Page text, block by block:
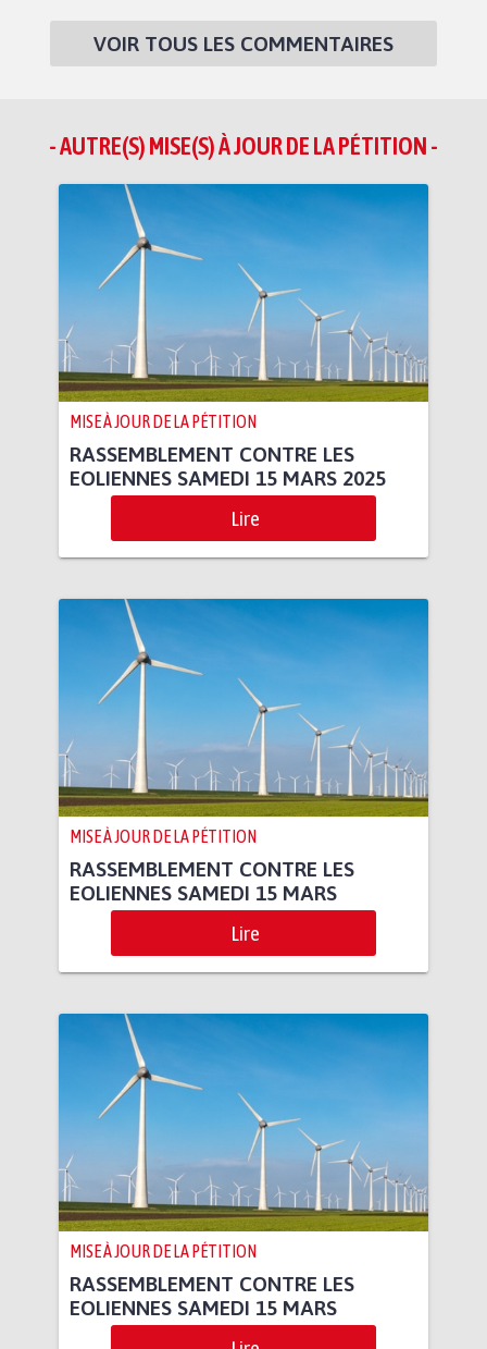
VOIR TOUS LES COMMENTAIRES
- AUTRE(S) MISE(S) À JOUR DE LA PÉTITION -
MISE À JOUR DE LA PÉTITION
RASSEMBLEMENT CONTRE LES
EOLIENNES SAMEDI 15 MARS 2025
Lire
MISE À JOUR DE LA PÉTITION
RASSEMBLEMENT CONTRE LES
EOLIENNES SAMEDI 15 MARS
Lire
MISE À JOUR DE LA PÉTITION
RASSEMBLEMENT CONTRE LES
EOLIENNES SAMEDI 15 MARS